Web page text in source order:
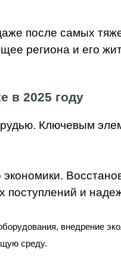
после самых
региона и его
в 2025 году
Ключевым
поступлений и
внедрение
среду.